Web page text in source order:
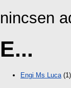
nincsen
E...
Engi Ms Luca(1)